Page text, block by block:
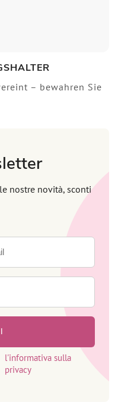
– bewahren Sie
nostre novità, sconti
l'informativa sulla
privacy